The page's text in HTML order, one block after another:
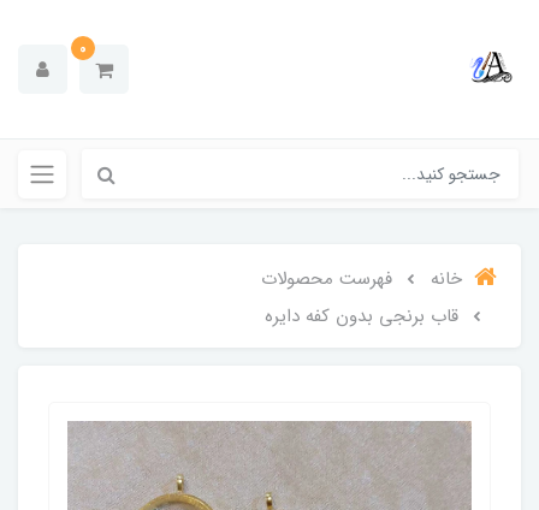
0
خانه
فهرست محصولات
قاب برنجی بدون کفه دایره